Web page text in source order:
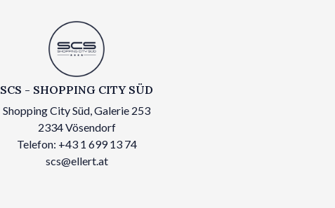
SCS - SHOPPING CITY SÜD
Shopping City Süd, Galerie 253
2334 Vösendorf
Telefon: +43 1 699 13 74
scs@ellert.at